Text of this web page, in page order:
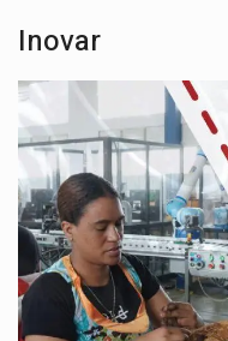
Inovar